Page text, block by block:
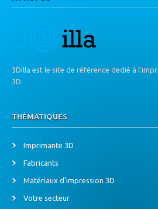
3Dilla est le site de référence dedié à
3D.
THÉMATIQUES
Imprimante 3D
Fabricants
Matériaux d'impression 3D
Votre secteur